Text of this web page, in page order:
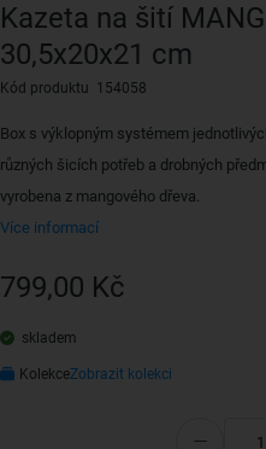
Kazeta na šití
30,5x20x21 cm
Kód produktu 154058
Box s výklopným systémem
různých šicích potřeb a drobných
vyrobena z mangového dřeva.
Více informací
799,00 Kč
skladem
KolekceZobrazit kolekci